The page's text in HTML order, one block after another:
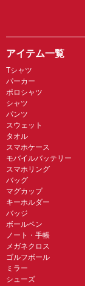
アイテム一覧
Tシャツ
パーカー
ポロシャツ
シャツ
パンツ
スウェット
タオル
スマホケース
モバイルバッテリー
スマホリング
バッグ
マグカップ
キーホルダー
バッジ
ボールペン
ノート・手帳
メガネクロス
ゴルフボール
ミラー
シューズ